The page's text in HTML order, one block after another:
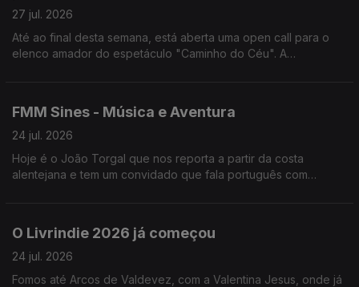
27 jul. 2026
Até ao final desta semana, está aberta uma open call para o
elenco amador do espetáculo "Caminho do Céu". A
FMM Sines - Música e Aventura
24 jul. 2026
Hoje é o João Torgal que nos reporta a partir da costa
alentejana e tem um convidado que fala português com
O Livrindie 2026 já começou
24 jul. 2026
Fomos até Arcos de Valdevez, com a Valentina Jesus, onde já